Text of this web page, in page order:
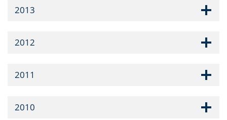
2013
2012
2011
2010